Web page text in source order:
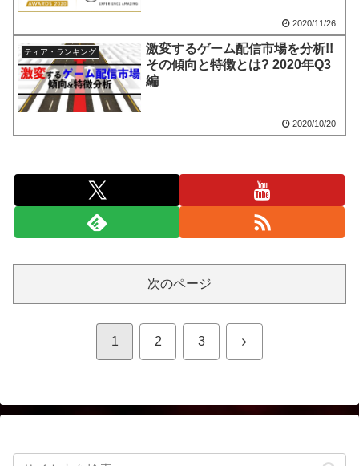
2020/11/26
ティア・ランキング
激変するゲーム配信市場を分析!!
その傾向と特徴とは? 2020年Q3
編
2020/10/20
次のページ
1 2 3 次